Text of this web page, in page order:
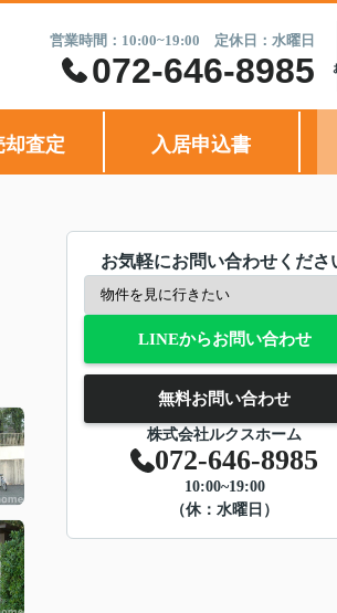
営業時間：10:00~19:00 定休日：水曜日
072-646-8985
却査定 入居申込書
お気軽にお問い合わせくださ
LINEからお問い合わせ
無料お問い合わせ
株式会社ルクスホーム
072-646-8985
10:00~19:00
（休：水曜日）